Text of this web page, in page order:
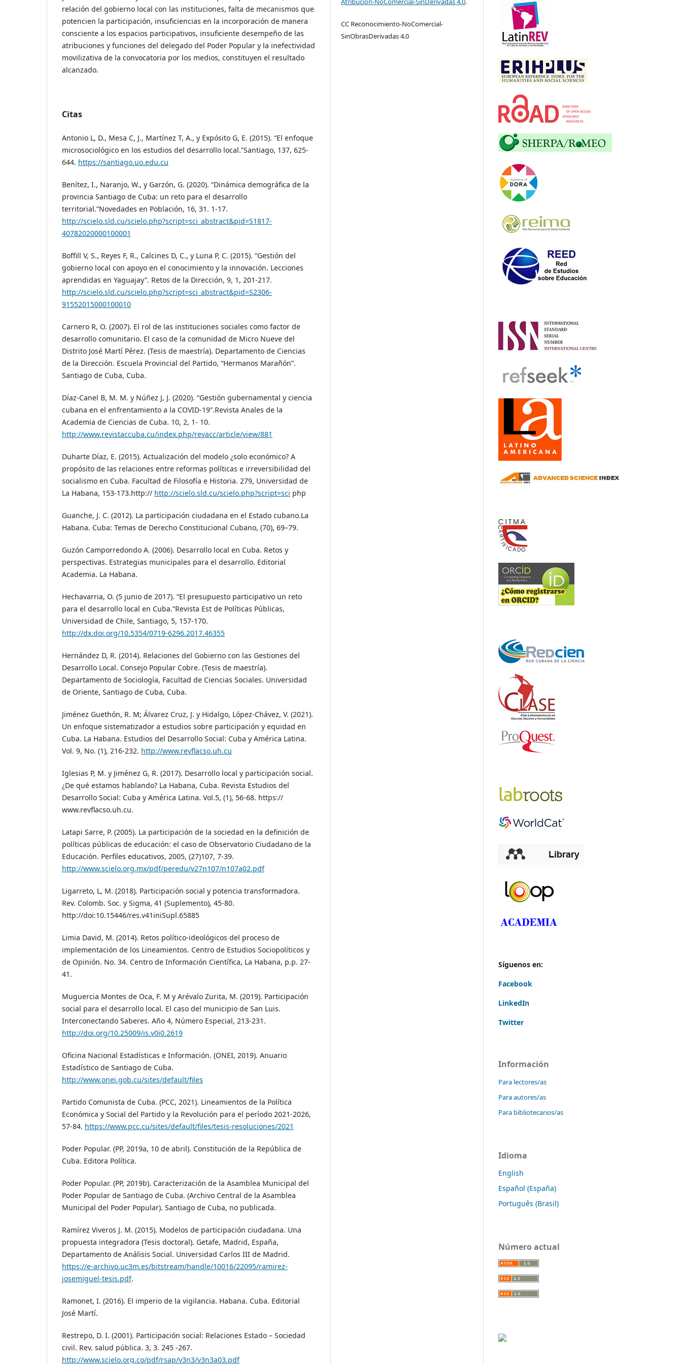
relación del gobierno local con las instituciones, falta de mecanismos que
potencien la participación, insuficiencias en la incorporación de manera
consciente a los espacios participativos, insuficiente desempeño de las
atribuciones y funciones del delegado del Poder Popular y la inefectividad
movilizativa de la convocatoria por los medios, constituyen el resultado
alcanzado.
Citas
Antonio L, D., Mesa C, J., Martínez T, A., y Expósito G, E. (2015). “El enfoque
microsociológico en los estudios del desarrollo local.”Santiago, 137, 625-
644. https://santiago.uo.edu.cu
Benítez, I., Naranjo, W., y Garzón, G. (2020). “Dinámica demográfica de la
provincia Santiago de Cuba: un reto para el desarrollo
territorial.”Novedades en Población, 16, 31. 1-17.
http://scielo.sld.cu/scielo.php?script=sci_abstract&pid=S1817-
40782020000100001
Boffill V, S., Reyes F, R., Calcines D, C., y Luna P, C. (2015). “Gestión del
gobierno local con apoyo en el conocimiento y la innovación. Lecciones
aprendidas en Yaguajay”. Retos de la Dirección, 9, 1, 201-217.
http://scielo.sld.cu/scielo.php?script=sci_abstract&pid=S2306-
91552015000100010
Carnero R, O. (2007). El rol de las instituciones sociales como factor de
desarrollo comunitario. El caso de la comunidad de Micro Nueve del
Distrito José Martí Pérez. (Tesis de maestría). Departamento de Ciencias
de la Dirección. Escuela Provincial del Partido, “Hermanos Marañón”.
Santiago de Cuba, Cuba.
Díaz-Canel B, M. M. y Núñez J, J. (2020). “Gestión gubernamental y ciencia
cubana en el enfrentamiento a la COVID-19”.Revista Anales de la
Academia de Ciencias de Cuba. 10, 2, 1- 10.
http://www.revistaccuba.cu/index.php/revacc/article/view/881
Duharte Díaz, E. (2015). Actualización del modelo ¿solo económico? A
propósito de las relaciones entre reformas políticas e irreversibilidad del
socialismo en Cuba. Facultad de Filosofía e Historia. 279, Universidad de
La Habana, 153-173.http:// http://scielo.sld.cu/scielo.php?script=sci php
Guanche, J. C. (2012). La participación ciudadana en el Estado cubano.La
Habana. Cuba: Temas de Derecho Constitucional Cubano, (70), 69–79.
Guzón Camporredondo A. (2006). Desarrollo local en Cuba. Retos y
perspectivas. Estrategias municipales para el desarrollo. Editorial
Academia. La Habana.
Hechavarria, O. (5 junio de 2017). “El presupuesto participativo un reto
para el desarrollo local en Cuba.”Revista Est de Políticas Públicas,
Universidad de Chile, Santiago, 5, 157-170.
http://dx.doi.org/10.5354/0719-6296.2017.46355
Hernández D, R. (2014). Relaciones del Gobierno con las Gestiones del
Desarrollo Local. Consejo Popular Cobre. (Tesis de maestría).
Departamento de Sociología, Facultad de Ciencias Sociales. Universidad
de Oriente, Santiago de Cuba, Cuba.
Jiménez Guethón, R. M; Álvarez Cruz, J. y Hidalgo, López-Chávez, V. (2021).
Un enfoque sistematizador a estudios sobre participación y equidad en
Cuba. La Habana. Estudios del Desarrollo Social: Cuba y América Latina.
Vol. 9, No. (1), 216-232. http://www.revflacso.uh.cu
Iglesias P, M. y Jiménez G, R. (2017). Desarrollo local y participación social.
¿De qué estamos hablando? La Habana, Cuba. Revista Estudios del
Desarrollo Social: Cuba y América Latina. Vol.5, (1), 56-68. https://
www.revflacso.uh.cu.
Latapi Sarre, P. (2005). La participación de la sociedad en la definición de
políticas públicas de educación: el caso de Observatorio Ciudadano de la
Educación. Perfiles educativos, 2005, (27)107, 7-39.
http://www.scielo.org.mx/pdf/peredu/v27n107/n107a02.pdf
Ligarreto, L, M. (2018). Participación social y potencia transformadora.
Rev. Colomb. Soc. y Sigma, 41 (Suplemento), 45-80.
http://doi:10.15446/res.v41iniSupl.65885
Limia David, M. (2014). Retos político-ideológicos del proceso de
implementación de los Lineamientos. Centro de Estudios Sociopolíticos y
de Opinión. No. 34. Centro de Información Científica, La Habana, p.p. 27-
41.
Muguercia Montes de Oca, F. M y Arévalo Zurita, M. (2019). Participación
social para el desarrollo local. El caso del municipio de San Luis.
Interconectando Saberes. Año 4, Número Especial, 213-231.
http://doi.org/10.25009/is.v0i0.2619
Oficina Nacional Estadísticas e Información. (ONEI, 2019). Anuario
Estadístico de Santiago de Cuba.
http://www.onei.gob.cu/sites/default/files
Partido Comunista de Cuba. (PCC, 2021). Lineamientos de la Política
Económica y Social del Partido y la Revolución para el período 2021-2026,
57-84. https://www.pcc.cu/sites/default/files/tesis-resoluciones/2021
Poder Popular. (PP, 2019a, 10 de abril). Constitución de la República de
Cuba. Editora Política.
Poder Popular. (PP, 2019b). Caracterización de la Asamblea Municipal del
Poder Popular de Santiago de Cuba. (Archivo Central de la Asamblea
Municipal del Poder Popular). Santiago de Cuba, no publicada.
Ramírez Viveros J. M. (2015). Modelos de participación ciudadana. Una
propuesta integradora (Tesis doctoral). Getafe, Madrid, España,
Departamento de Análisis Social. Universidad Carlos III de Madrid.
https://e-archivo.uc3m.es/bitstream/handle/10016/22095/ramirez-
josemiguel-tesis.pdf.
Ramonet, I. (2016). El imperio de la vigilancia. Habana. Cuba. Editorial
José Martí.
Restrepo, D. I. (2001). Participación social: Relaciones Estado – Sociedad
civil. Rev. salud pública. 3, 3. 245 -267.
http://www.scielo.org.co/pdf/rsap/v3n3/v3n3a03.pdf
CC Reconocimiento-NoComercial-
SinObrasDerivadas 4.0
Síguenos en:
Facebook
LinkedIn
Twitter
Información
Para lectores/as
Para autores/as
Para bibliotecarios/as
Idioma
English
Español (España)
Português (Brasil)
Número actual